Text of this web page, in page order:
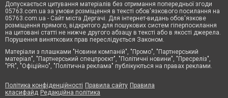
Допускається цитування матеріалів без отримання попередньої згоди
05763.com.ua за умови розміщення в тексті обов'язкового посилання на
05763.com.ua - Сайт міста Дергачі. Для інтернет-видань обов'язкове
розміщення прямого, відкритого для пошукових систем гіперпосилання
на цитовані статті не нижче другого абзацу в тексті або в якості джерела.
Порушення виняткових прав переслідується Законом.
Матеріали з плашками "Новини компаній", "Промо", "Партнерський
матеріал", "Партнерський спецпроєкт", "Політичні новини", "Пресреліз",
"PR", "Офіційно", "Політична реклама" публікуються на правах реклами.
Політика конфіденційності Правила сайту Правила
класифайд Редакційна політика